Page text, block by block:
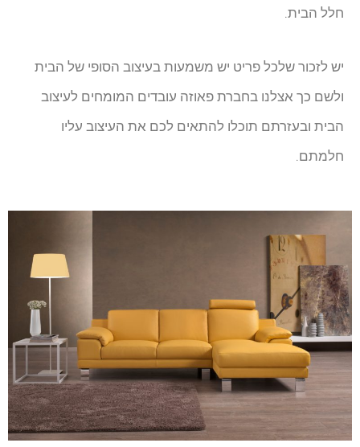
חלל הבית.
יש לזכור שלכל פריט יש משמעות בעיצוב הסופי של הבית
ולשם כך אצלנו בחברת פאוזה עובדים המומחים לעיצוב
הבית ובעזרתם תוכלו להתאים לכם את העיצוב עליו
חלמתם.